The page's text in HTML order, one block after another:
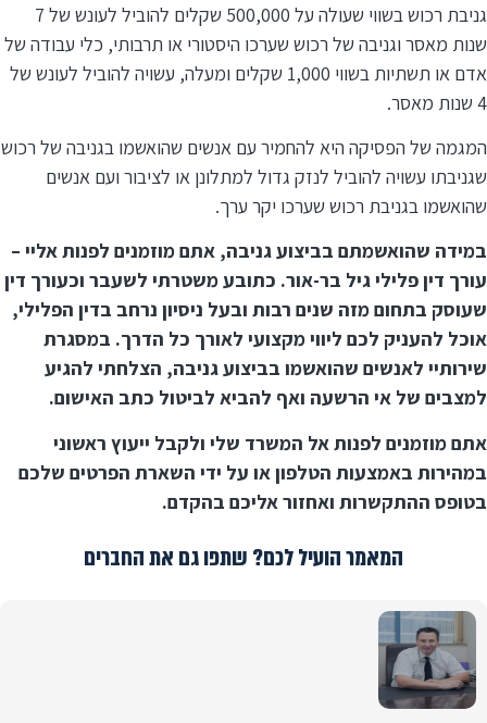
גניבת רכוש בשווי שעולה על 500,000 שקלים להוביל לעונש של 7
שנות מאסר וגניבה של רכוש שערכו היסטורי או תרבותי, כלי עבודה של
אדם או תשתיות בשווי 1,000 שקלים ומעלה, עשויה להוביל לעונש של
4 שנות מאסר.
המגמה של הפסיקה היא להחמיר עם אנשים שהואשמו בגניבה של רכוש
שגניבתו עשויה להוביל לנזק גדול למתלונן או לציבור ועם אנשים
שהואשמו בגניבת רכוש שערכו יקר ערך.
במידה שהואשמתם בביצוע גניבה, אתם מוזמנים לפנות אליי –
עורך דין פלילי גיל בר-אור. כתובע משטרתי לשעבר וכעורך דין
שעוסק בתחום מזה שנים רבות ובעל ניסיון נרחב בדין הפלילי,
אוכל להעניק לכם ליווי מקצועי לאורך כל הדרך. במסגרת
שירותיי לאנשים שהואשמו בביצוע גניבה, הצלחתי להגיע
למצבים של אי הרשעה ואף להביא לביטול כתב האישום.
אתם מוזמנים לפנות אל המשרד שלי ולקבל ייעוץ ראשוני
במהירות באמצעות הטלפון או על ידי השארת הפרטים שלכם
בטופס ההתקשרות ואחזור אליכם בהקדם.
המאמר הועיל לכם? שתפו גם את החברים